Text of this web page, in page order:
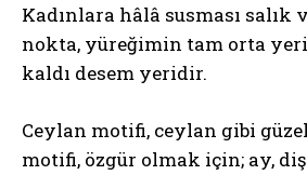
Kadınlara hâlâ susması
nokta, yüreğimin tam orta
kaldı desem yeridir.
Ceylan motifi, ceylan gibi
motifi, özgür olmak için; ay,